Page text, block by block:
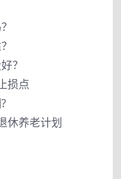
？
损点
休养老计划